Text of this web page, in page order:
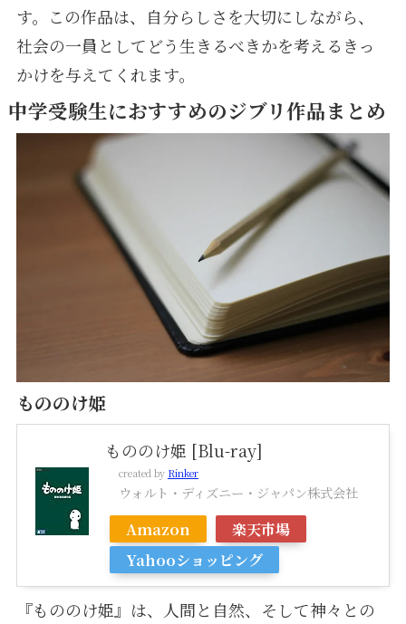
す。この作品は、自分らしさを大切にしながら、
社会の一員としてどう生きるべきかを考えるきっ
かけを与えてくれます。
中学受験生におすすめのジブリ作品まとめ
もののけ姫
もののけ姫 [Blu-ray]
created by Rinker
ウォルト・ディズニー・ジャパン株式会社
Amazon
楽天市場
Yahooショッピング
『もののけ姫』は、人間と自然、そして神々との